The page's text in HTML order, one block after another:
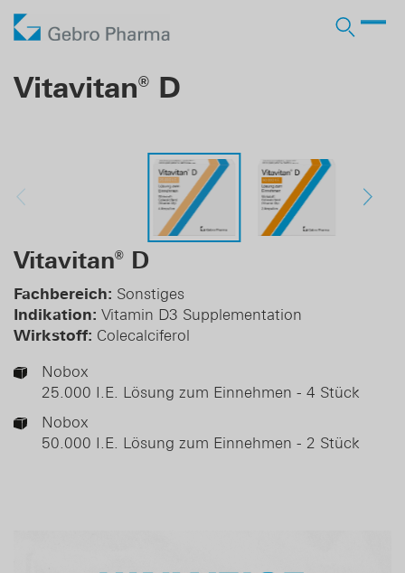
Verantwortung
Geschichte
OTC Marken
Lohnherstellung
Pharma Services
Business Development
Licensing-out
Karriere
Stellenangebote
Lehre
Login Ärzte
Login Apotheken
Vitavitan® D
Vitavitan® D
Fachbereich: Sonstiges
Indikation: Vitamin D3 Supplementation
Wirkstoff: Colecalciferol
Nobox
25.000 I.E. Lösung zum Einnehmen - 4 Stück
Nobox
50.000 I.E. Lösung zum Einnehmen - 2 Stück